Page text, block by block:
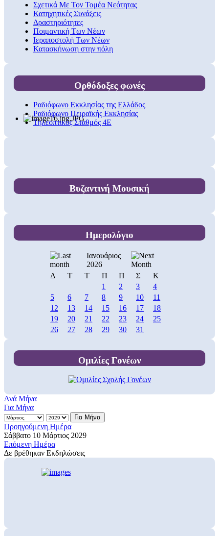
Σχετικά Με Τον Τομέα Νεότητας
Κατηχητικές Συνάξεις
Δραστηριότητες
Ποιμαντική Των Νέων
Ιεραποστολή Των Νέων
Κατασκήνωση στην πόλη
Ορθόδοξες φωνές
Ραδιόφωνο Εκκλησίας της Ελλάδος
Ραδιόφωνο Πειραϊκής Εκκλησίας
Τηλεοπτικός Σταθμός 4Ε
Βυζαντινή Μουσική
Ημερολόγιο
Ιανουάριος
2026
Δ
Τ Τ Π Π Σ
Κ
1
2 3
4
5
6 7 8 9 10
11
12
13 14 15 16 17
18
19
20 21 22 23 24
25
26
27 28 29 30 31
Ομιλίες Γονέων
Ανά Μήνα
Για Μήνα
Για Μήνα
Προηγούμενη Ημέρα
Σάββατο 10 Μάρτιος 2029
Επόμενη Ημέρα
Δε βρέθηκαν Εκδηλώσεις